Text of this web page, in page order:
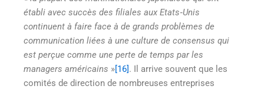
établi avec succès des filiales aux Etats‐Unis
continuent à faire face à de grands problèmes de
communication liées à une culture de consensus qui
est perçue comme une perte de temps par les
managers américains »[16]. Il arrive souvent que les
comités de direction de nombreuses entreprises